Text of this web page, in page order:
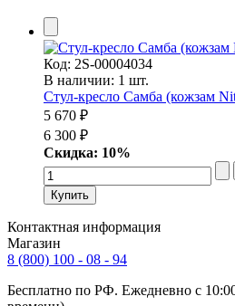
Код: 2S-00004034
В наличии: 1 шт.
Стул-кресло Самба (кожзам
5 670 ₽
6 300 ₽
Скидка: 10%
Контактная информация
Магазин
8 (800) 100 - 08 - 94
Бесплатно по РФ. Ежедневно с